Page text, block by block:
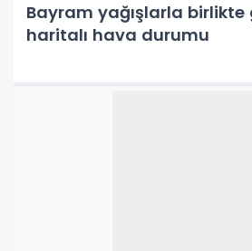
Bayram yağışlarla birlikte
haritalı hava durumu